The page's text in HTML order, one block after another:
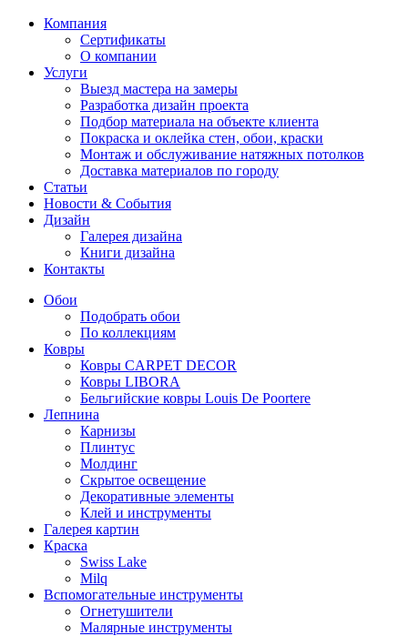
Компания
Сертификаты
О компании
Услуги
Выезд мастера на замеры
Разработка дизайн проекта
Подбор материала на объекте клиента
Покраска и оклейка стен, обои, краски
Монтаж и обслуживание натяжных потолков
Доставка материалов по городу
Статьи
Новости & События
Дизайн
Галерея дизайна
Книги дизайна
Контакты
Обои
Подобрать обои
По коллекциям
Ковры
Ковры CARPET DECOR
Ковры LIBORA
Бельгийские ковры Louis De Poortere
Лепнина
Карнизы
Плинтус
Молдинг
Скрытое освещение
Декоративные элементы
Клей и инструменты
Галерея картин
Краска
Swiss Lake
Milq
Вспомогательные инструменты
Огнетушители
Малярные инструменты